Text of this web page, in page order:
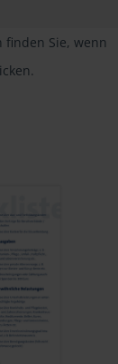
Sie, wenn